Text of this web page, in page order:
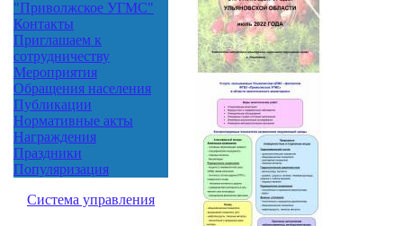
"Приволжское УГМС"
Контакты
Приглашаем к
сотрудничеству
Мероприятия
Обращения населения
Публикации
Нормативные акты
Награждения
Праздники
Популяризация
Система управления